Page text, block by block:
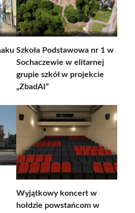
Szkoła Podstawowa nr 1 w
Sochaczewie w elitarnej
grupie szkół w projekcie
„ZbadAI”
Wyjątkowy koncert w
hołdzie powstańcom w